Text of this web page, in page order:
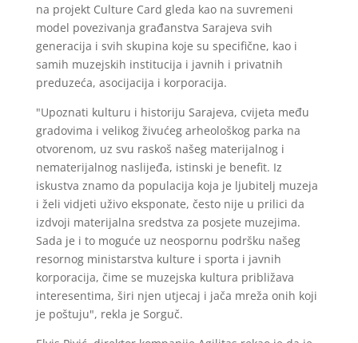
na projekt Culture Card gleda kao na suvremeni
model povezivanja građanstva Sarajeva svih
generacija i svih skupina koje su specifične, kao i
samih muzejskih institucija i javnih i privatnih
preduzeća, asocijacija i korporacija.
"Upoznati kulturu i historiju Sarajeva, cvijeta među
gradovima i velikog živućeg arheološkog parka na
otvorenom, uz svu raskoš našeg materijalnog i
nematerijalnog naslijeđa, istinski je benefit. Iz
iskustva znamo da populacija koja je ljubitelj muzeja
i želi vidjeti uživo eksponate, često nije u prilici da
izdvoji materijalna sredstva za posjete muzejima.
Sada je i to moguće uz neospornu podršku našeg
resornog ministarstva kulture i sporta i javnih
korporacija, čime se muzejska kultura približava
interesentima, širi njen utjecaj i jača mreža onih koji
je poštuju", rekla je Sorguč.